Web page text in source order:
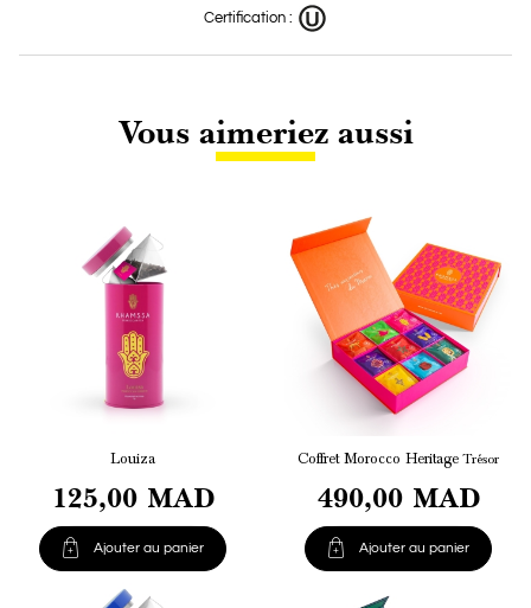
Certification :
Vous aimeriez aussi
Louiza
125,00 MAD
 Ajouter au panier
Coffret Morocco HeritageTrésor
490,00 MAD
 Ajouter au panier